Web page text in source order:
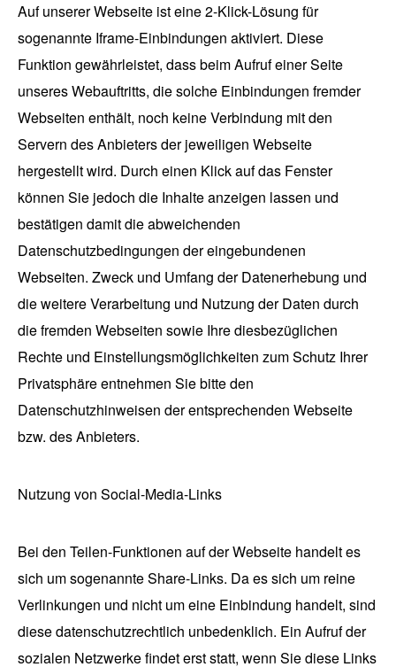
Auf unserer Webseite ist eine 2-Klick-Lösung für
sogenannte Iframe-Einbindungen aktiviert. Diese
Funktion gewährleistet, dass beim Aufruf einer Seite
unseres Webauftritts, die solche Einbindungen fremder
Webseiten enthält, noch keine Verbindung mit den
Servern des Anbieters der jeweiligen Webseite
hergestellt wird. Durch einen Klick auf das Fenster
können Sie jedoch die Inhalte anzeigen lassen und
bestätigen damit die abweichenden
Datenschutzbedingungen der eingebundenen
Webseiten. Zweck und Umfang der Datenerhebung und
die weitere Verarbeitung und Nutzung der Daten durch
die fremden Webseiten sowie Ihre diesbezüglichen
Rechte und Einstellungsmöglichkeiten zum Schutz Ihrer
Privatsphäre entnehmen Sie bitte den
Datenschutzhinweisen der entsprechenden Webseite
bzw. des Anbieters.
Nutzung von Social-Media-Links
Bei den Teilen-Funktionen auf der Webseite handelt es
sich um sogenannte Share-Links. Da es sich um reine
Verlinkungen und nicht um eine Einbindung handelt, sind
diese datenschutzrechtlich unbedenklich. Ein Aufruf der
sozialen Netzwerke findet erst statt, wenn Sie diese Links